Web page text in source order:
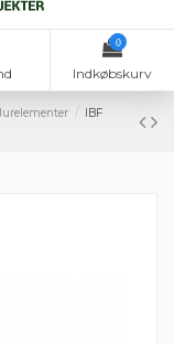
0
Indkøbskurv
IBF